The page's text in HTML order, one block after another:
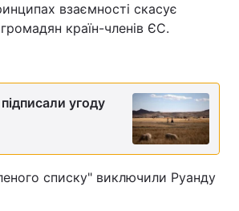
взаємності скасує
країн-членів ЄС.
угоду
списку" виключили Руанду